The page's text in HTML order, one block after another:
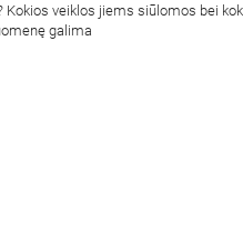
Kokios veiklos jiems siūlomos bei
galima